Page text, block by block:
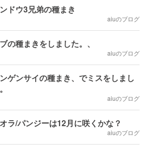
ドウ3兄弟の種まき
aiuのブログ
の種まきをしました。、
aiuのブログ
ゲンサイの種まき、でミスをしまし
aiuのブログ
ラ/パンジーは12月に咲くかな？
aiuのブログ